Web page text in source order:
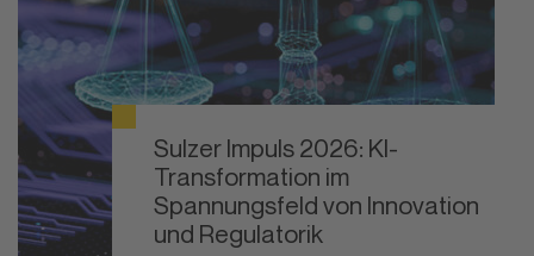
Sulzer Impuls 2026: KI-
Transformation im
Spannungsfeld von Innovation
und Regulatorik